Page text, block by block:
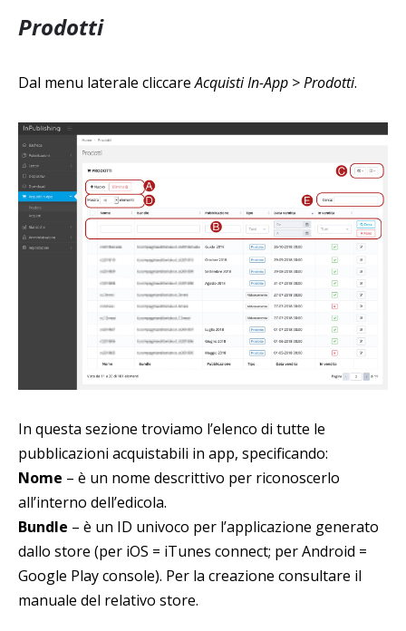
Prodotti
Dal menu laterale cliccareAcquisti In-App > Prodotti.
In questa sezione troviamo l’elenco di tutte le
pubblicazioni acquistabili in app, specificando:
Nome – è un nome descrittivo per riconoscerlo
all’interno dell’edicola.
Bundle – è un ID univoco per l’applicazione generato
dallo store (per iOS = iTunes connect; per Android =
Google Play console). Per la creazione consultare il
manuale del relativo store.